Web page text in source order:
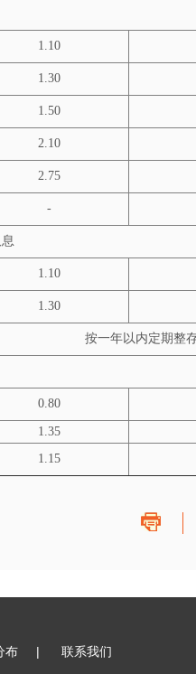
1.10
1.30
1.50
2.10
2.75
-
1.10
1.30
按一年以内定期整
0.80
1.35
1.15
布 | 联系我们